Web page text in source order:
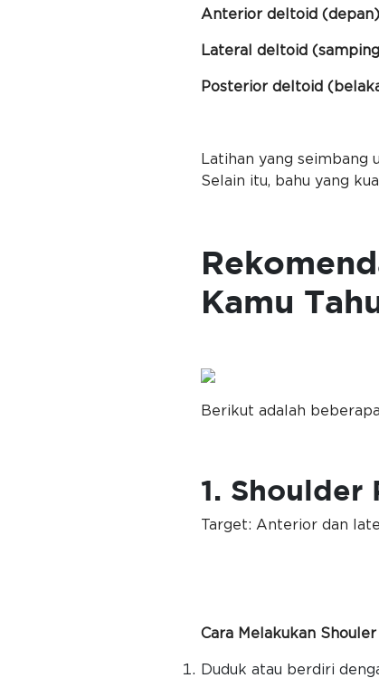
Anterior deltoid (depan)
Lateral deltoid
Posterior deltoid
Latihan yang seimbang
Selain itu, bahu yang
Kamu
Berikut adalah
1. Shoulder
Target: Anterior dan
Cara Melakukan Shouler
Duduk atau berdiri